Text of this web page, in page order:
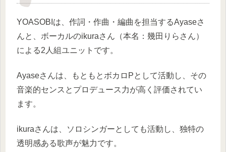
YOASOBIは、作詞・作曲・編曲を担当するAyaseさ
んと、ボーカルのikuraさん（本名：幾田りらさん）
による2人組ユニットです。
Ayaseさんは、もともとボカロPとして活動し、その
音楽的センスとプロデュース力が高く評価されてい
ます。
ikuraさんは、ソロシンガーとしても活動し、独特の
透明感ある歌声が魅力です。